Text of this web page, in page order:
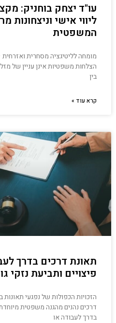
עו"ד יצחק בוחניק:
ליווי אישי וניצחונות
המשפטית
מומחה לליטיגציה מסחרית ואזרחית
הצלחות משפטיות אינן עניין של
בין
קרא עוד »
תאונת דרכים בדרך
פיצויים ותביעת נזקי
הזכויות הכפולות של נפגעי תאונות
דרכים נהנים מהגנה משפטית
בדרך לעבודה או